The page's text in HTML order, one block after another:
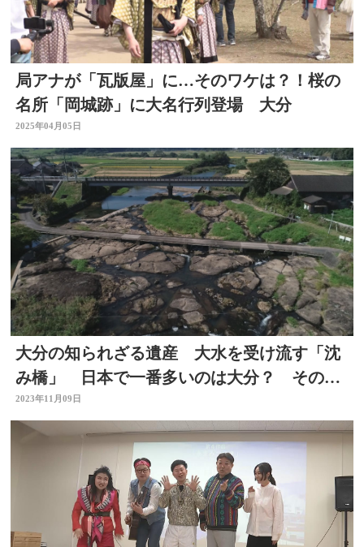
局アナが「瓦版屋」に…そのワケは？！桜の
名所「岡城跡」に大名行列登場 大分
2025年04月05日
大分の知られざる遺産 大水を受け流す「沈
み橋」 日本で一番多いのは大分？ そのワ
ケは…【大分】
2023年11月09日